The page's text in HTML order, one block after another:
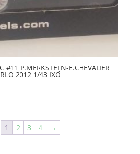
#11 P.MERKSTEIJN-E.CHEVALIER
2012 1/43 IXO
1 2 3 4 →